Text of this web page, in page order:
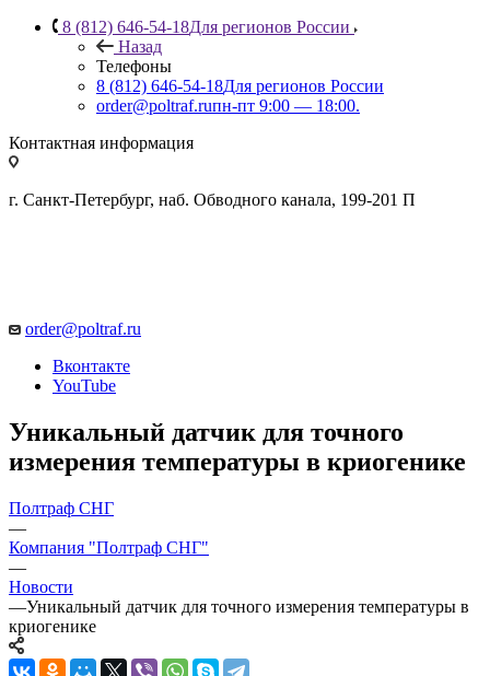
8 (812) 646-54-18Для регионов России
Назад
Телефоны
8 (812) 646-54-18Для регионов России
order@poltraf.ruпн-пт 9:00 — 18:00.
Контактная информация
г. Санкт-Петербург, наб. Обводного канала, 199-201 П
order@poltraf.ru
Вконтакте
YouTube
Уникальный датчик для точного
измерения температуры в криогенике
Полтраф СНГ
—
Компания "Полтраф СНГ"
—
Новости
—Уникальный датчик для точного измерения температуры в
криогенике